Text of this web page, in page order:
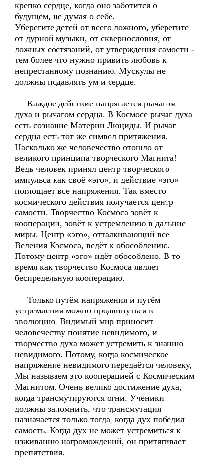
крепко сердце, когда оно заботится о
будущем, не думая о себе.
Уберегите детей от всего ложного, уберегите
от дурной музыки, от сквернословия, от
ложных состязаний, от утверждения самости -
тем более что нужно привить любовь к
непрестанному познанию. Мускулы не
должны подавлять ум и сердце.
Каждое действие напрягается рычагом
духа и рычагом сердца. В Космосе рычаг духа
есть сознание Материи Люциды. И рычаг
сердца есть тот же символ притяжения.
Насколько же человечество отошло от
великого принципа творческого Магнита!
Ведь человек принял центр творческого
импульса как своё «эго», и действие «эго»
поглощает все напряжения. Так вместо
космического действия получается центр
самости. Творчество Космоса зовёт к
кооперации, зовёт к устремлению в дальние
миры. Центр «эго», отталкивающий все
Веления Космоса, ведёт к обособлению.
Потому центр «эго» идёт обособлено. В то
время как творчество Космоса являет
беспредельную кооперацию.
Только путём напряжения и путём
устремления можно продвинуться в
эволюцию. Видимый мир приносит
человечеству понятие невидимого, и
творчество духа может устремить к знанию
невидимого. Потому, когда космическое
напряжение невидимого передаётся человеку,
Мы называем это кооперацией с Космическим
Магнитом. Очень велико достижение духа,
когда трансмутируются огни. Ученики
должны запомнить, что трансмутация
назначается только тогда, когда дух победил
самость. Когда дух не может устремиться к
изживанию нагромождений, он притягивает
препятствия.